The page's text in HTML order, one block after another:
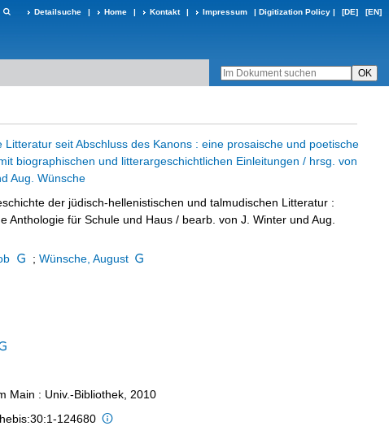
Detailsuche | Home | Kontakt | Impressum | Digitization Policy | [DE] [EN]
Litteratur seit Abschluss des Kanons : eine prosaische und poetische
biographischen und litterargeschichtlichen Einleitungen / hrsg. von
Aug. Wünsche
der jüdisch-hellenistischen und talmudischen Litteratur :
Anthologie für Schule und Haus / bearb. von J. Winter und Aug.
; Wünsche, August
Main : Univ.-Bibliothek, 2010
124680